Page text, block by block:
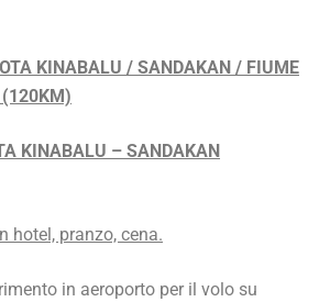
KINABALU / SANDAKAN / FIUME
(120KM)
KINABALU – SANDAKAN
hotel, pranzo, cena.
in aeroporto per il volo su